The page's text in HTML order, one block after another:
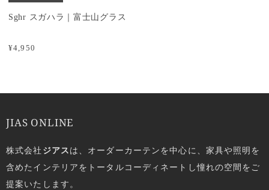
¥4,950
Sghr スガハラ｜富士山グラス
JIAS ONLINE
株式会社 ジアスは、オーダーカーテンを中心に、家具や照明を
含めたインテリアをトータルコーディネートし憧れの空間をご
提案いたします。